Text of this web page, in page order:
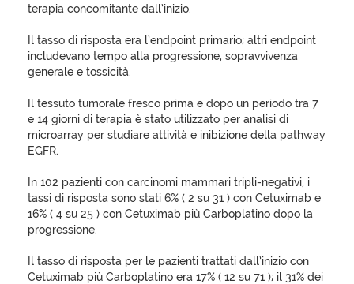
terapia concomitante dall’inizio.
Il tasso di risposta era l’endpoint primario; altri endpoint
includevano tempo alla progressione, sopravvivenza
generale e tossicità.
Il tessuto tumorale fresco prima e dopo un periodo tra 7
e 14 giorni di terapia è stato utilizzato per analisi di
microarray per studiare attività e inibizione della pathway
EGFR.
In 102 pazienti con carcinomi mammari tripli-negativi, i
tassi di risposta sono stati 6% ( 2 su 31 ) con Cetuximab e
16% ( 4 su 25 ) con Cetuximab più Carboplatino dopo la
progressione.
Il tasso di risposta per le pazienti trattati dall’inizio con
Cetuximab più Carboplatino era 17% ( 12 su 71 ); il 31% dei